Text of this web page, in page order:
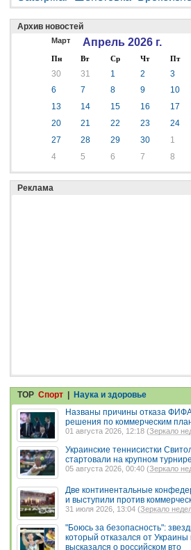
Архив новостей
Март Апрель 2026 г.
Пн Вт Ср Чт Пт
30 31 1 2 3
6
7 8 9 10
13
14 15 16 17
20
21 22 23 24
27
28 29 30 1
4
5 6 7 8
Реклама
TOP Спорт
Наука и здоровье
Названы причины отказа ФИФА
решения по коммерческим
01 августа 2026, 12:18 (Зеркало
Украинские теннисистки
стартовали на крупном
05 августа 2026, 00:40 (Зеркало
Две континентальные
и выступили против
31 июля 2026, 13:04 (Зеркало
"Боюсь за безопасность":
который отказался от Украины
высказался о российском вто